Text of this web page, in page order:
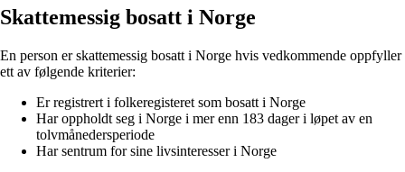
Skattemessig bosatt i Norge
En person er skattemessig bosatt i Norge hvis vedkommende oppfyller
ett av følgende kriterier:
Er registrert i folkeregisteret som bosatt i Norge
Har oppholdt seg i Norge i mer enn 183 dager i løpet av en
tolvmånedersperiode
Har sentrum for sine livsinteresser i Norge